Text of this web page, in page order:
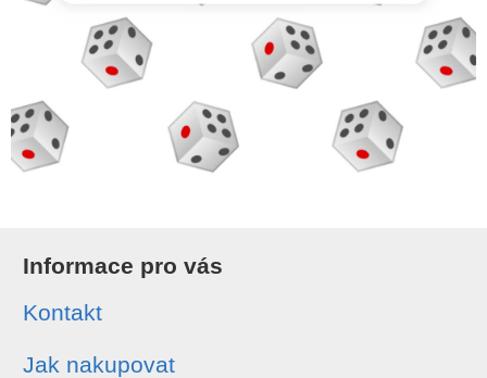
Informace pro vás
Kontakt
Jak nakupovat